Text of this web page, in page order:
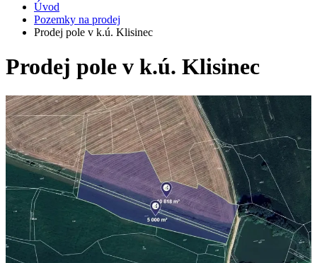
Úvod
Pozemky na prodej
Prodej pole v k.ú. Klisinec
Prodej pole v k.ú. Klisinec